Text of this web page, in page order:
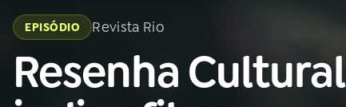
Buscar
na
Rádio
AO VIVO
na
Rádio
EPISÓDIO Revista Rio
Resenha Cultural